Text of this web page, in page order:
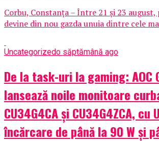
Corbu, Constanța – Între 21 și 23 august,
devine din nou gazda unuia dintre cele
Uncategorizedo săptămână ago
De la task-uri la gaming: AOC
lansează noile monitoare
CU34G4CA și CU34G4ZCA, cu
încărcare de până la 90 W și